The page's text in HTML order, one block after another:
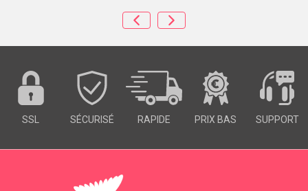
SSL SÉCURISÉ RAPIDE PRIX BAS SUPPORT